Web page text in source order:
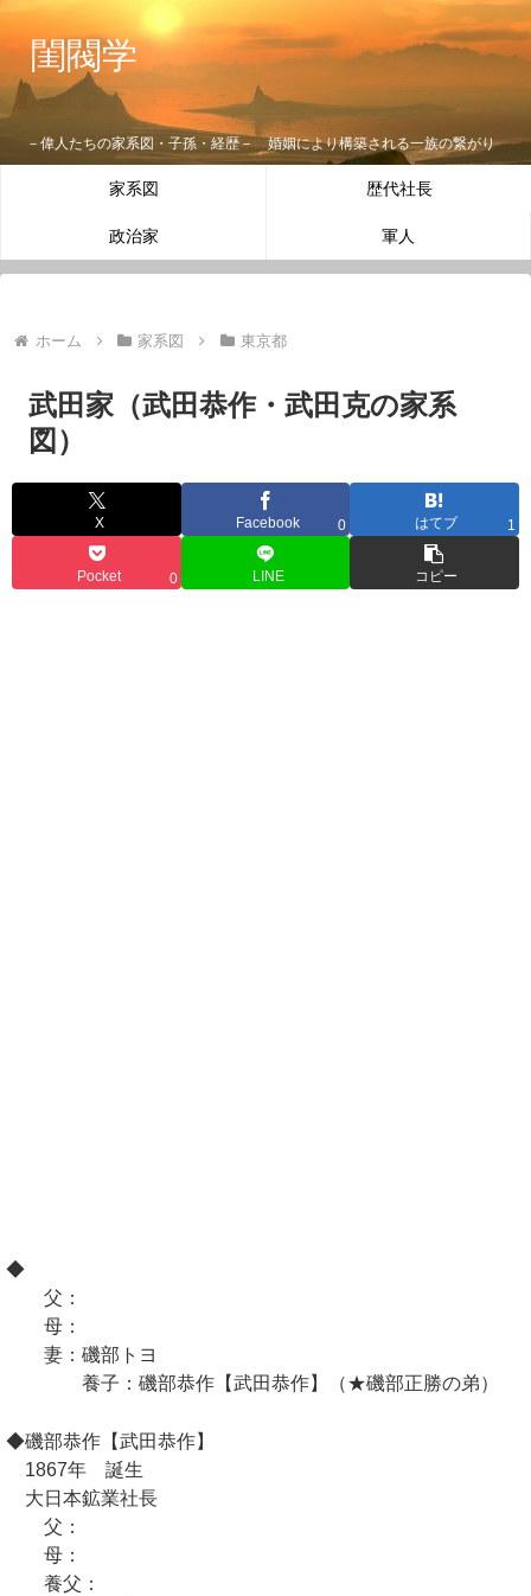
閨閥学
－偉人たちの家系図・子孫・経歴－ 婚姻により構築される一族の繋がり
家系図 歴代社長
政治家 軍人
ホーム 家系図 東京都
武田家（武田恭作・武田克の家系
図）
X Facebook 0 はてブ 1
Pocket 0 LINE コピー
◆
父：
母：
妻：磯部トヨ
養子：磯部恭作【武田恭作】（★磯部正勝の弟）
◆磯部恭作【武田恭作】
1867年 誕生
大日本鉱業社長
父：
母：
養父：